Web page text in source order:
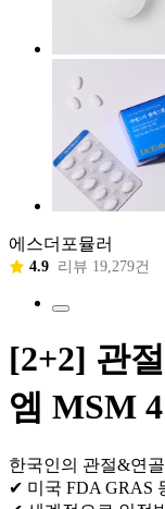
에스더포뮬러
4.9 리뷰 19,279건
[2+2] 관
엠 MSM
한국인의 관절&연
✔ 미국 FDA GRAS